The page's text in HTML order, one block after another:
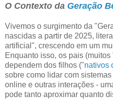
O Contexto da Geração
Vivemos o surgimento da
nascidas a partir de 2025,
artificial", crescendo em um
Enquanto isso, os pais
dependem dos filhos ("nativos
sobre como lidar com
online e outras interações -
pode tanto aproximar quanto